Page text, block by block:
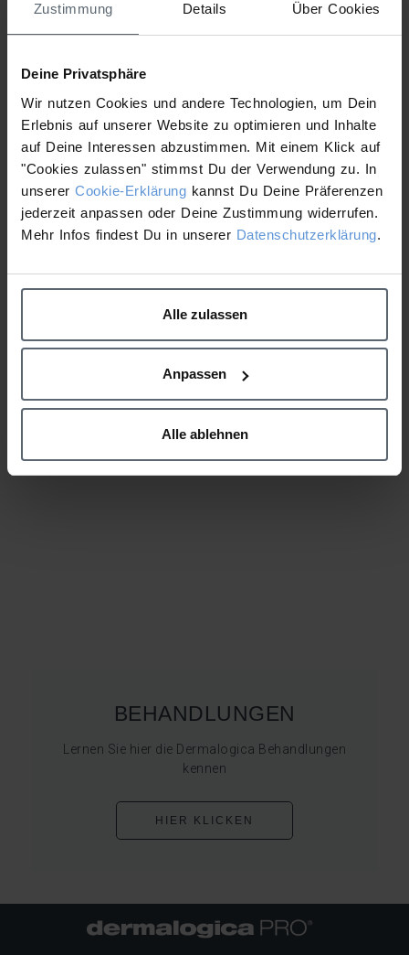
Zustimmung Details Über Cookies
Deine Privatsphäre
Wir nutzen Cookies und andere Technologien, um Dein
Erlebnis auf unserer Website zu optimieren und Inhalte
auf Deine Interessen abzustimmen. Mit einem Klick auf
"Cookies zulassen" stimmst Du der Verwendung zu. In
unserer Cookie-Erklärung kannst Du Deine Präferenzen
jederzeit anpassen oder Deine Zustimmung widerrufen.
Mehr Infos findest Du in unserer Datenschutzerklärung.
Alle zulassen
Anpassen
Alle ablehnen
PRODUKTE
Lernen Sie hier die Dermalogica Verkaufs- und
Kabinenprodukte kennen
BEHANDLUNGEN
Lernen Sie hier die Dermalogica Behandlungen
kennen
HIER KLICKEN